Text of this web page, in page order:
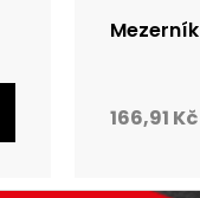
Mezerník
166,91 Kč